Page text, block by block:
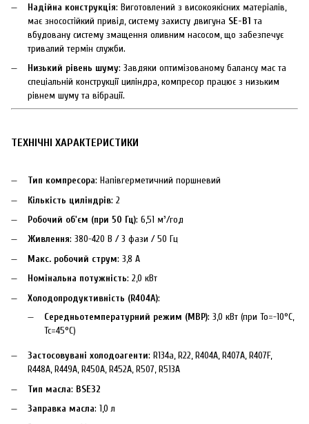
Надійна конструкція: Виготовлений з високоякісних матеріалів,
має зносостійкий привід, систему захисту двигуна SE-B1 та
вбудовану систему змащення оливним насосом, що забезпечує
тривалий термін служби.
Низький рівень шуму: Завдяки оптимізованому балансу мас та
спеціальній конструкції циліндра, компресор працює з низьким
рівнем шуму та вібрації.
ТЕХНІЧНІ ХАРАКТЕРИСТИКИ
Тип компресора: Напівгерметичний поршневий
Кількість циліндрів: 2
Робочий об'єм (при 50 Гц): 6,51 м³/год
Живлення: 380-420 В / 3 фази / 50 Гц
Макс. робочий струм: 3,8 A
Номінальна потужність: 2,0 кВт
Холодопродуктивність (R404A):
Середньотемпературний режим (МВР): 3,0 кВт (при To=-10°C,
Tc=45°C)
Застосовувані холодоагенти: R134a, R22, R404A, R407A, R407F,
R448A, R449A, R450A, R452A, R507, R513A
Тип масла: BSE32
Заправка масла: 1,0 л